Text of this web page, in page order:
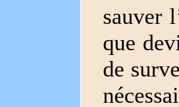
sauver
que
de